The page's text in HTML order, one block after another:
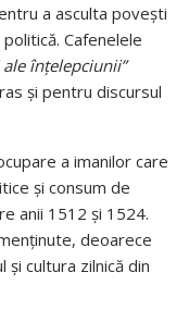
a asculta povești
Cafenelele
ale înțelepciunii”
și pentru discursul
a imanilor care
și consum de
anii 1512 și 1524.
deoarece
și cultura zilnică din